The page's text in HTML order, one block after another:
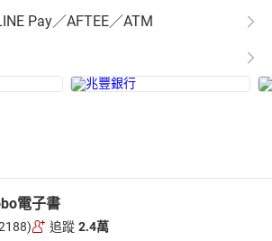
Pay／AFTEE／ATM
電子書
追蹤 2.4萬